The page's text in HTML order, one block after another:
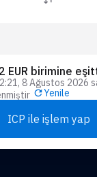
EUR birimine
8 Ağustos 2026
Yenile
ICP ile işlem yap